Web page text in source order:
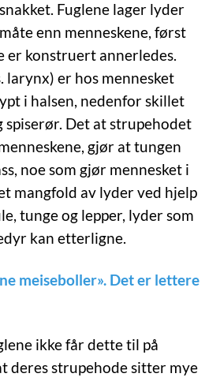
Fuglene lager lyder
enn menneskene, først
er konstruert annerledes.
larynx) er hos mennesket
i halsen, nedenfor skillet
Det at strupehodet
gjør at tungen
noe som gjør mennesket i
mangfold av lyder ved hjelp
tunge og lepper, lyder som
kan etterligne.
meiseboller». Det er lettere
ikke får dette til på
deres strupehode sitter mye